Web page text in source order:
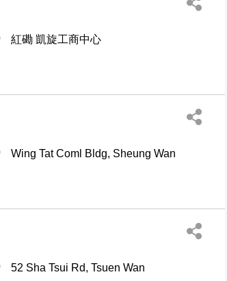
紅磡 凱旋工商中心
Wing Tat Coml Bldg, Sheung Wan
52 Sha Tsui Rd, Tsuen Wan